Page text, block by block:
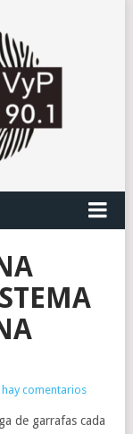
comentarios
de garrafas cada